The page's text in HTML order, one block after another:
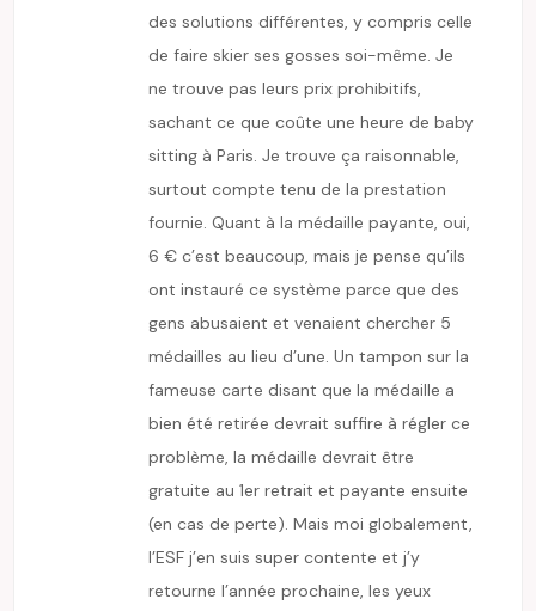
des solutions différentes, y compris celle
de faire skier ses gosses soi-même. Je
ne trouve pas leurs prix prohibitifs,
sachant ce que coûte une heure de baby
sitting à Paris. Je trouve ça raisonnable,
surtout compte tenu de la prestation
fournie. Quant à la médaille payante, oui,
6 € c’est beaucoup, mais je pense qu’ils
ont instauré ce système parce que des
gens abusaient et venaient chercher 5
médailles au lieu d’une. Un tampon sur la
fameuse carte disant que la médaille a
bien été retirée devrait suffire à régler ce
problème, la médaille devrait être
gratuite au 1er retrait et payante ensuite
(en cas de perte). Mais moi globalement,
l’ESF j’en suis super contente et j’y
retourne l’année prochaine, les yeux